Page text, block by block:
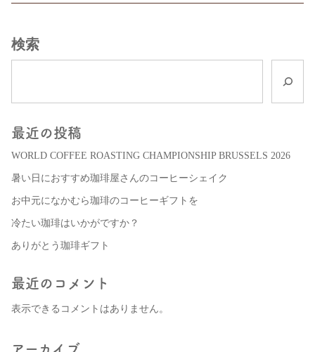
検索
最近の投稿
WORLD COFFEE ROASTING CHAMPIONSHIP BRUSSELS 2026
暑い日におすすめ珈琲屋さんのコーヒーシェイク
お中元になかむら珈琲のコーヒーギフトを
冷たい珈琲はいかがですか？
ありがとう珈琲ギフト
最近のコメント
表示できるコメントはありません。
アーカイブ